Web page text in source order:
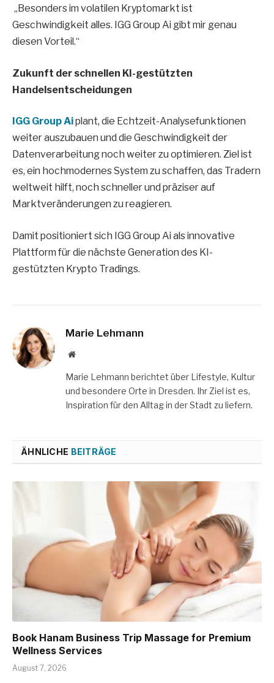
„Besonders im volatilen Kryptomarkt ist
Geschwindigkeit alles. IGG Group Ai gibt mir genau
diesen Vorteil.“
Zukunft der schnellen KI-gestützten
Handelsentscheidungen
IGG Group Aiplant, die Echtzeit-Analysefunktionen
weiter auszubauen und die Geschwindigkeit der
Datenverarbeitung noch weiter zu optimieren. Ziel ist
es, ein hochmodernes System zu schaffen, das Tradern
weltweit hilft, noch schneller und präziser auf
Marktveränderungen zu reagieren.
Damit positioniert sich IGG Group Ai als innovative
Plattform für die nächste Generation des KI-
gestützten Krypto Tradings.
Marie Lehmann
Website
Marie Lehmann berichtet über Lifestyle, Kultur
und besondere Orte in Dresden. Ihr Ziel ist es,
Inspiration für den Alltag in der Stadt zu liefern.
ÄHNLICHE BEITRÄGE
Book Hanam Business Trip Massage for Premium
Wellness Services
August 7, 2026